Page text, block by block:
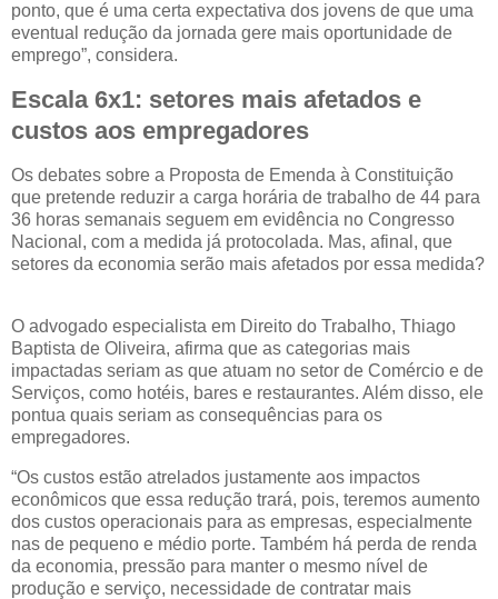
ponto, que é uma certa expectativa dos jovens de que uma
eventual redução da jornada gere mais oportunidade de
emprego”, considera.
Escala 6x1: setores mais afetados e
custos aos empregadores
Os debates sobre a Proposta de Emenda à Constituição
que pretende reduzir a carga horária de trabalho de 44 para
36 horas semanais seguem em evidência no Congresso
Nacional, com a medida já protocolada. Mas, afinal, que
setores da economia serão mais afetados por essa medida?
O advogado especialista em Direito do Trabalho, Thiago
Baptista de Oliveira, afirma que as categorias mais
impactadas seriam as que atuam no setor de Comércio e de
Serviços, como hotéis, bares e restaurantes. Além disso, ele
pontua quais seriam as consequências para os
empregadores.
“Os custos estão atrelados justamente aos impactos
econômicos que essa redução trará, pois, teremos aumento
dos custos operacionais para as empresas, especialmente
nas de pequeno e médio porte. Também há perda de renda
da economia, pressão para manter o mesmo nível de
produção e serviço, necessidade de contratar mais